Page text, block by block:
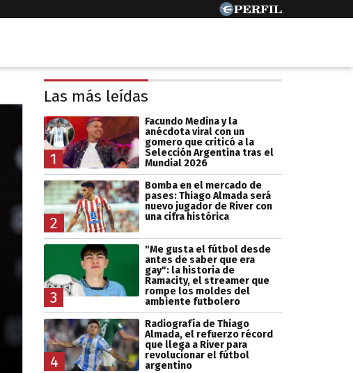
Las más leídas
1
Facundo Medina y la
anécdota viral con un
gomero que criticó a la
Selección Argentina tras el
Mundial 2026
2
Bomba en el mercado de
pases: Thiago Almada será
nuevo jugador de River con
una cifra histórica
3
"Me gusta el fútbol desde
antes de saber que era
gay": la historia de
Ramacity, el streamer que
rompe los moldes del
ambiente futbolero
4
Radiografía de Thiago
Almada, el refuerzo récord
que llega a River para
revolucionar el fútbol
argentino